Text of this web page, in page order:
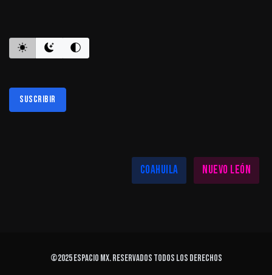
Suscribir
Coahuila
Nuevo León
©2025ESPACIO MX. Reservados todos los derechos